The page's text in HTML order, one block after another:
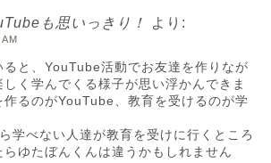
も思いっきり！ より:
ると、YouTube活動でお友達を作りなが
く学んでくる様子が思い浮かんできま
作るのがYouTube、教育を受けるのが学
学べない人達が教育を受けに行くところ
ゆたぼんくんは違うかもしれません